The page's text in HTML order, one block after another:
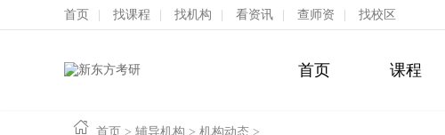
首页 找课程 找机构 看资讯 查师资 找校区
首页 课程
首页 > 辅导机构 > 机构动态 >